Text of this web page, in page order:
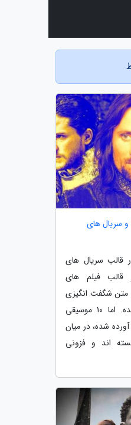
و سریال های
قالب سریال های
قالب فیلم های
متن شگفت انگیزی
را به مخاطبان شناسانده. اما 10 موسیقی
شده، در میان
اند و فزونی